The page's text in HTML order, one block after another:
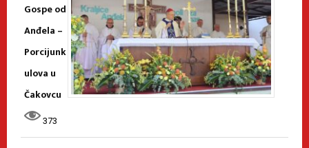
Gospe od
Anđela –
Porcijunk
ulova u
Čakovcu
373